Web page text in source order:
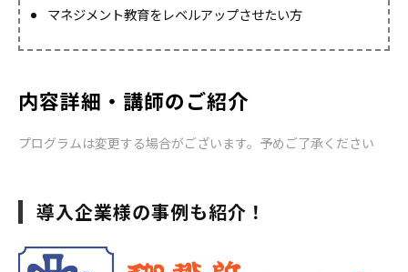
マネジメント教育をレベルアップさせたい方
内容詳細・講師のご紹介
プログラムは変更する場合がございます。予めご了承ください
導入企業様の事例も紹介！